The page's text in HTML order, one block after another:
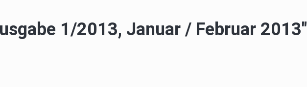
1/2013, Januar / Februar 2013"